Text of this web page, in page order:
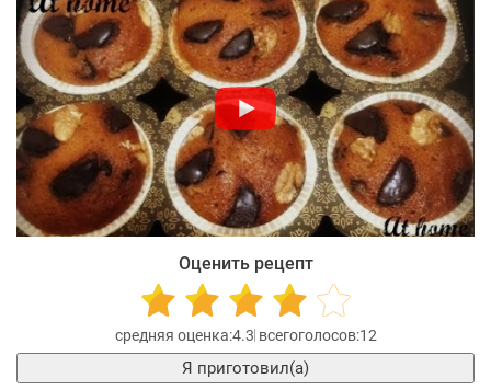
Оценить рецепт
4.3 12
Я приготовил(а)